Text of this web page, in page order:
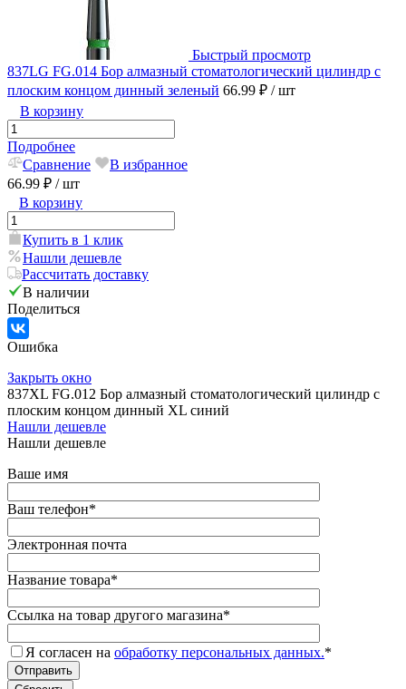
Быстрый просмотр
837LG FG.014 Бор алмазный стоматологический цилиндр с
плоским концом динный зеленый 66.99 ₽ / шт
В корзину
Подробнее
Сравнение
В избранное
66.99 ₽ / шт
В корзину
Купить в 1 клик
Нашли дешевле
Рассчитать доставку
В наличии
Поделиться
Ошибка
Закрыть окно
837XL FG.012 Бор алмазный стоматологический цилиндр с
плоским концом динный XL синий
Нашли дешевле
Нашли дешевле
Ваше имя
Ваш телефон*
Электронная почта
Название товара*
Ссылка на товар другого магазина*
Я согласен на обработку персональных данных.*